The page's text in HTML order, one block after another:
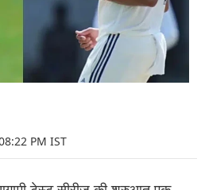
PM IST